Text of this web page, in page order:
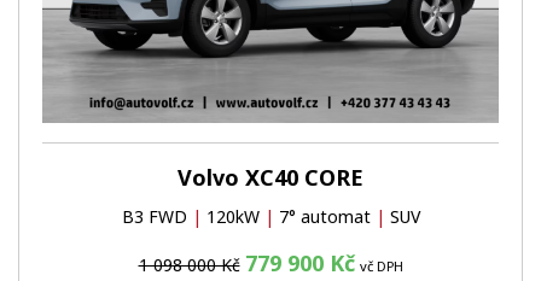
Volvo XC40 CORE
B3 FWD | 120kW | 7° automat | SUV
1 098 000 Kč 779 900 Kč vč DPH